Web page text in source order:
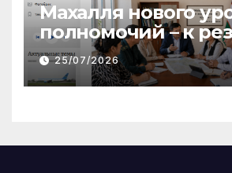
Махалля нового
полномочий – к
25/07/2026